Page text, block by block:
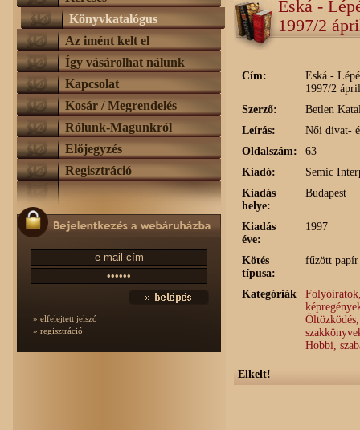
Könyvkatalógus
Az imént kelt el
Így vásárolhat nálunk
Kapcsolat
Kosár / Megrendelés
Rólunk-Magunkról
Előjegyzés
Regisztráció
» elfelejtett jelszó
» regisztráció
Eská -
1997/2
Cím:
Eská -
1997/2
Szerző:
Betlen
Leírás:
Női divat-
Oldalszám:
63
Kiadó:
Semic
Kiadás
helye:
Budapest
Kiadás
éve:
1997
Kötés
típusa:
fűzött papír
Kategóriák
Hobbi,
Elkelt!